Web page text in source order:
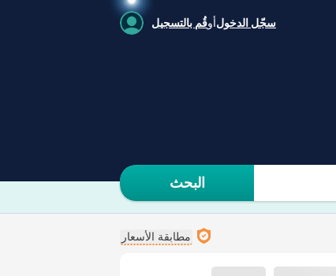
سجّل الدخولأوقُم بالتسجيل
البحث
مطابقة الأسعار